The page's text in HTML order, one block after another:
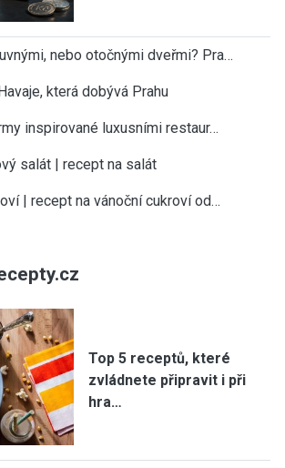
nebo otočnými dveřmi? Pra…
která dobývá Prahu
inspirované luxusními restaur…
salát | recept na salát
| recept na vánoční cukroví od…
Top 5 receptů, které
zvládnete připravit i při
hra…